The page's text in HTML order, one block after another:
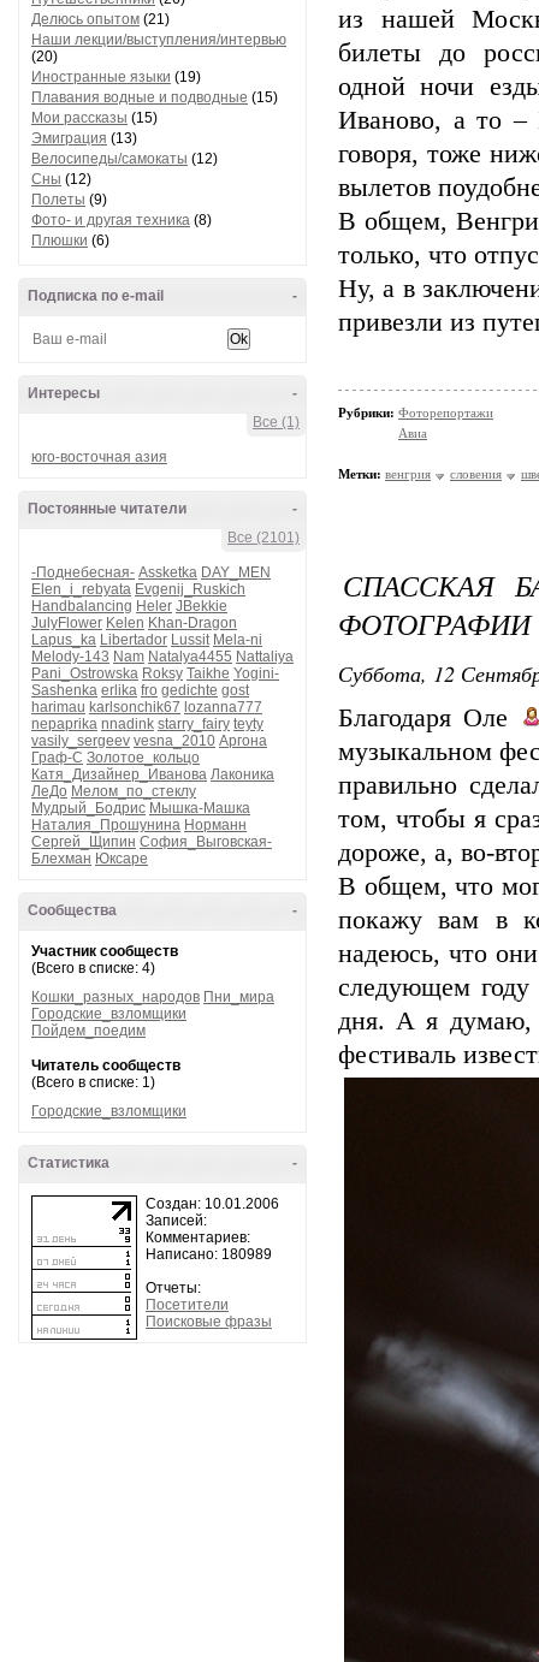
Делюсь опытом (21)
Наши лекции/выступления/интервью
(20)
Иностранные языки (19)
Плавания водные и подводные (15)
Мои рассказы (15)
Эмиграция (13)
Велосипеды/самокаты (12)
Сны (12)
Полеты (9)
Фото- и другая техника (8)
Плюшки (6)
-
Подписка по e-mail
-
Интересы
Все (1)
юго-восточная азия
-
Постоянные читатели
Все (2101)
-Поднебесная- Assketka DAY_MEN
Elen_i_rebyata Evgenij_Ruskich
Handbalancing Heler JBekkie
JulyFlower Kelen Khan-Dragon
Lapus_ka Libertador Lussit Mela-ni
Melody-143 Nam Natalya4455 Nattaliya
Pani_Ostrowska Roksy Taikhe Yogini-
Sashenka erlika fro gedichte gost
harimau karlsonchik67 lozanna777
nepaprika nnadink starry_fairy teyty
vasily_sergeev vesna_2010 Аргона
Граф-С Золотое_кольцо
Катя_Дизайнер_Иванова Лаконика
ЛеДо Мелом_по_стеклу
Мудрый_Бодрис Мышка-Машка
Наталия_Прошунина Норманн
Сергей_Щипин София_Выговская-
Блехман Юксаре
-
Сообщества
Участник сообществ
(Всего в списке: 4)
Кошки_разных_народов Пни_мира
Городские_взломщики
Пойдем_поедим
Читатель сообществ
(Всего в списке: 1)
Городские_взломщики
-
Статистика
Создан: 10.01.2006
Записей:
Комментариев:
Написано: 180989
Отчеты:
Посетители
Поисковые фразы
из нашей
билеты до
одной ночи
Иваново, а то –
говоря, тоже
вылетов
В общем,
только, что
Ну, а в
привезли из
Рубрики: Фоторепортажи
Авиа
Метки: венгрия словения
СПАССКАЯ
ФОТОГРАФИИ
Суббота, 12
Благодаря Оле
музыкальном
правильно
том, чтобы я
дороже, а, во-
В общем, что
покажу вам в
надеюсь, что
следующем
дня. А я думаю,
фестиваль